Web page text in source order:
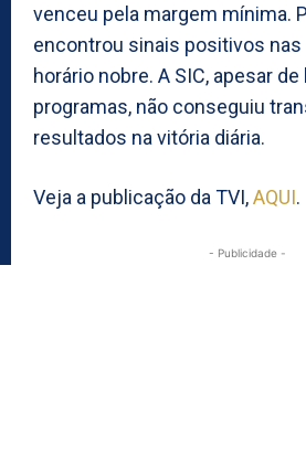
venceu pela margem mínima.
encontrou sinais positivos
horário nobre. A SIC, apesar
programas, não conseguiu
resultados na vitória diária.
Veja a publicação da TVI,AQUI.
- Publicidade -